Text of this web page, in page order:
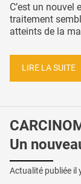
C’est un nouvel
traitement
atteints de la
LIRE LA SUITE
Un
Actualité publiée il